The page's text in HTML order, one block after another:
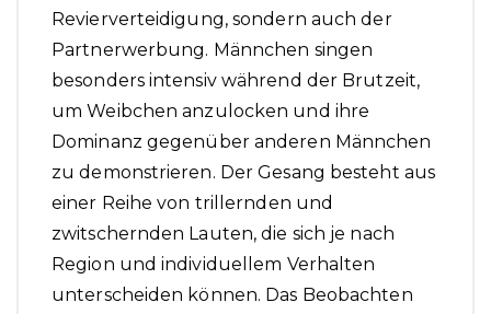
Revierverteidigung, sondern auch der
Partnerwerbung. Männchen singen
besonders intensiv während der Brutzeit,
um Weibchen anzulocken und ihre
Dominanz gegenüber anderen Männchen
zu demonstrieren. Der Gesang besteht aus
einer Reihe von trillernden und
zwitschernden Lauten, die sich je nach
Region und individuellem Verhalten
unterscheiden können. Das Beobachten